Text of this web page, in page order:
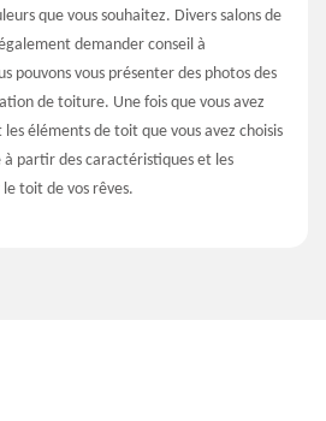
que vous souhaitez. Divers salons de
demander conseil à
pouvons vous présenter des photos des
de toiture. Une fois que vous avez
éléments de toit que vous avez choisis
partir des caractéristiques et les
toit de vos rêves.